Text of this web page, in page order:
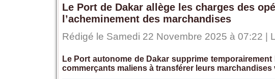
Le Port de Dakar allège les charges des
l’acheminement des marchandises
Rédigé le Samedi 22 Novembre 2025 à 07:22 |
Le Port autonome de Dakar supprime
commerçants maliens à transférer leurs marchandises